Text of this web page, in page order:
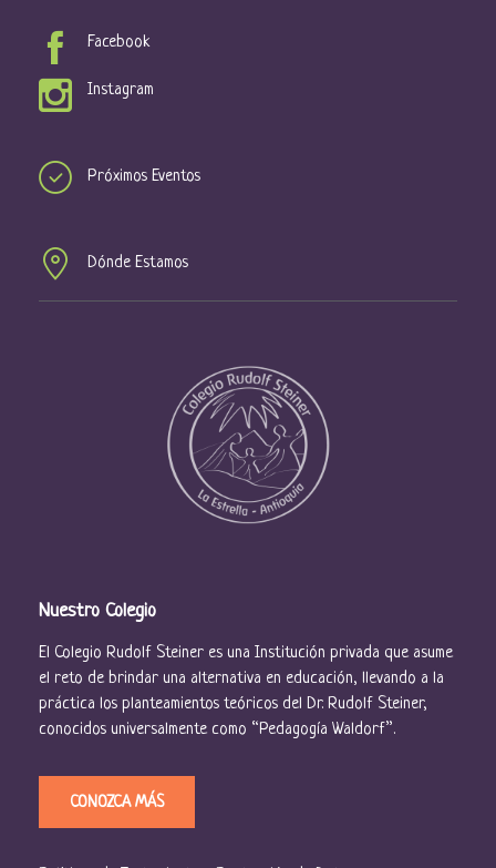
Facebook
Instagram
Próximos Eventos
Dónde Estamos
Nuestro Colegio
El Colegio Rudolf Steiner es una Institución privada que asume
el reto de brindar una alternativa en educación, llevando a la
práctica los planteamientos teóricos del Dr. Rudolf Steiner,
conocidos universalmente como “Pedagogía Waldorf”.
CONOZCA MÁS